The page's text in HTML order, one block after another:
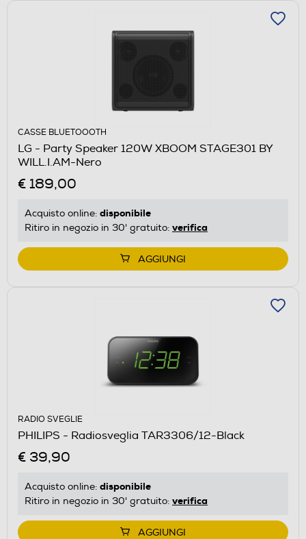
CASSE BLUETOOOTH
LG - Party Speaker 120W XBOOM STAGE301 BY
WILL.I.AM-Nero
€ 189,00
Acquisto online: disponibile
Ritiro in negozio in 30' gratuito: verifica
AGGIUNGI
RADIO SVEGLIE
PHILIPS - Radiosveglia TAR3306/12-Black
€ 39,90
Acquisto online: disponibile
Ritiro in negozio in 30' gratuito: verifica
AGGIUNGI